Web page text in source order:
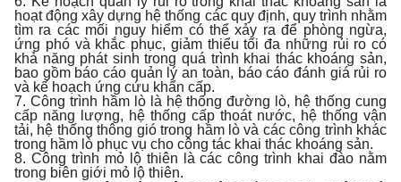
hoạt động xây dựng hệ thống các quy định, quy trình nhằm
tìm ra các mối nguy hiểm có thể xảy ra để phòng ngừa,
ứng phó và khắc phục, giảm thiểu tối đa những rủi ro có
khả năng phát sinh trong quá trình khai thác khoáng sản,
bao gồm báo cáo quản lý an toàn, báo cáo đánh giá rủi ro
và kế hoạch ứng cứu khẩn cấp.
7. Công trình hầm lò là hệ thống đường lò, hệ thống cung
cấp năng lượng, hệ thống cấp thoát nước, hệ thống vận
tải, hệ thống thông gió trong hầm lò và các công trình khác
trong hầm lò phục vụ cho công tác khai thác khoáng sản.
8. Công trình mỏ lộ thiên là các công trình khai đào nằm
trong biên giới mỏ lộ thiên.